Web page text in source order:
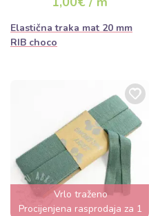
Elastična traka mat 20 mm
RIB choco
Vrlo traženo
Procijenjena rasprodaja za 1